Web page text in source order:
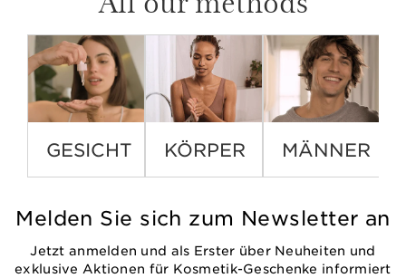
GESICHT KÖRPER MÄNNER
Melden Sie sich zum Newsletter an
Jetzt anmelden und als Erster über Neuheiten und
exklusive Aktionen für Kosmetik-Geschenke informiert